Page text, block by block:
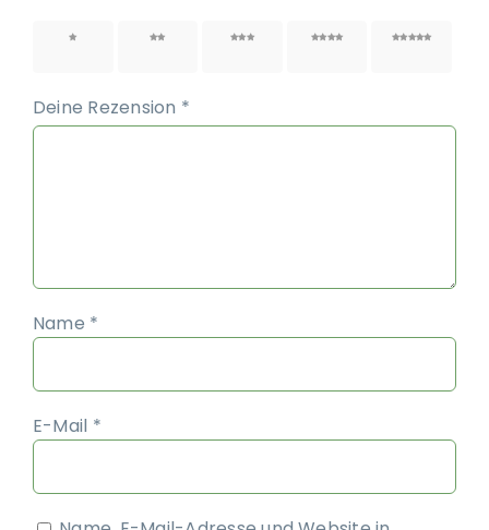
1 von 2 von 3 von 4 von 5 von
Deine Rezension *
Name *
E-Mail *